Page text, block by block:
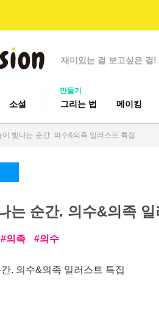
재미있는 걸 보고싶은 걸!
소설
만들기
그리는 법 메이킹
이 빛나는 순간. 의수&의족 일러스트 특집
는 순간. 의수&의족 일
의족 의수